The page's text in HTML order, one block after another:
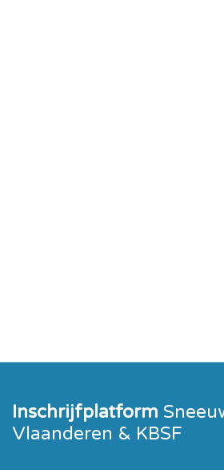
Inschrijfplatform
Vlaanderen & KBSF